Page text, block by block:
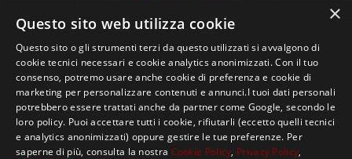
Copyright ©2021, MASTERX Tutti i diritti riservati.
×
Questo sito web utilizza cookie
Questo sito o gli strumenti terzi da questo utilizzati si avvalgono di
cookie tecnici necessari e cookie analytics anonimizzati. Con il tuo
consenso, potremo usare anche cookie di preferenza e cookie di
marketing per personalizzare contenuti e annunci.I tuoi dati personali
potrebbero essere trattati anche da partner come Google, secondo le
loro policy. Puoi accettare tutti i cookie, rifiutarli (eccetto quelli tecnici
e analytics anonimizzati) oppure gestire le tue preferenze. Per
saperne di più, consulta la nostra Cookie Policy, Privacy Policy,